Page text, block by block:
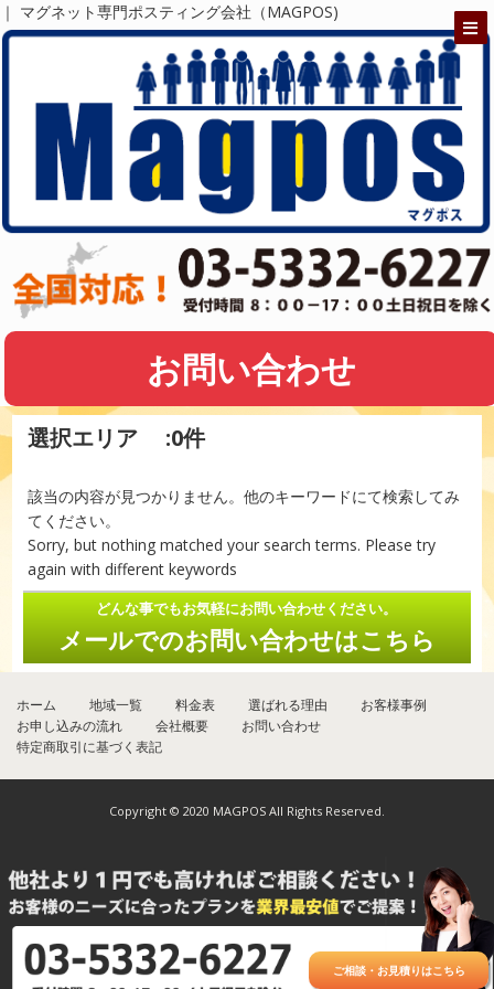
｜ マグネット専門ポスティング会社（MAGPOS)
お問い合わせ
選択エリア :0件
該当の内容が見つかりません。他のキーワードにて検索してみ
てください。
Sorry, but nothing matched your search terms. Please try
again with different keywords
どんな事でもお気軽にお問い合わせください。
メールでのお問い合わせはこちら
ホーム 地域一覧 料金表 選ばれる理由
お客様事例
お申し込みの流れ
会社概要
お問い合わせ
特定商取引に基づく表記
Copyright © 2020 MAGPOS All Rights Reserved.
ご相談・お見積りはこちら